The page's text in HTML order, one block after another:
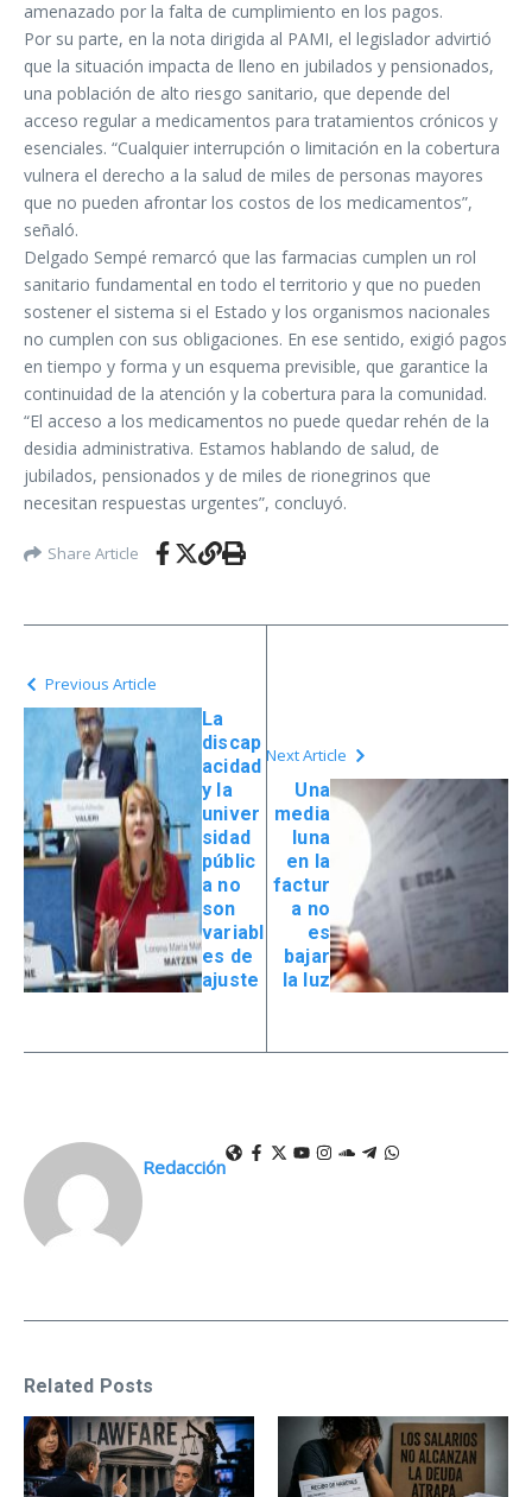
amenazado por la falta de cumplimiento en los pagos.
Por su parte, en la nota dirigida al PAMI, el legislador advirtió
que la situación impacta de lleno en jubilados y pensionados,
una población de alto riesgo sanitario, que depende del
acceso regular a medicamentos para tratamientos crónicos y
esenciales. “Cualquier interrupción o limitación en la cobertura
vulnera el derecho a la salud de miles de personas mayores
que no pueden afrontar los costos de los medicamentos”,
señaló.
Delgado Sempé remarcó que las farmacias cumplen un rol
sanitario fundamental en todo el territorio y que no pueden
sostener el sistema si el Estado y los organismos nacionales
no cumplen con sus obligaciones. En ese sentido, exigió pagos
en tiempo y forma y un esquema previsible, que garantice la
continuidad de la atención y la cobertura para la comunidad.
“El acceso a los medicamentos no puede quedar rehén de la
desidia administrativa. Estamos hablando de salud, de
jubilados, pensionados y de miles de rionegrinos que
necesitan respuestas urgentes”, concluyó.
Share Article
Previous Article
La
discap
acidad
y la
univer
sidad
públic
a no
son
variabl
es de
ajuste
Next Article
Una
media
luna
en la
factur
a no
es
bajar
la luz
Redacción
Related Posts